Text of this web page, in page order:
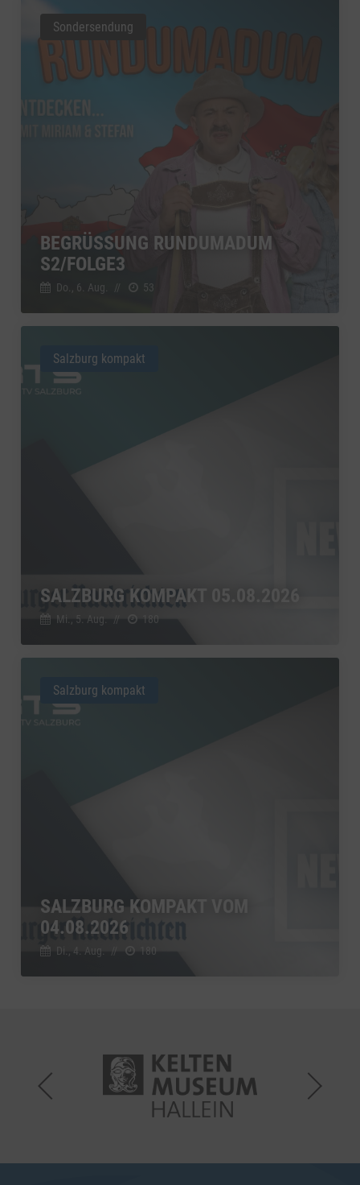
BEGRÜSSUNG RUNDUMADUM S
2/FOLGE3
Do., 6. Aug. // 53
Sondersendung
SALZBURG KOMPAKT 05.08.2026
Mi., 5. Aug. // 180
Salzburg kompakt
SALZBURG KOMPAKT VOM
04.08.2026
Di., 4. Aug. // 180
Salzburg kompakt